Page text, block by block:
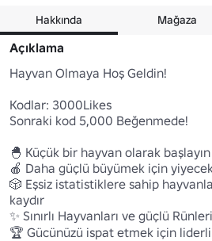
Hakkında Mağaza
Açıklama
Hayvan Olmaya Hoş Geldin!
Kodlar: 3000Likes
Sonraki kod 5,000 Beğenmede!
🐣 Küçük bir hayvan olarak başlayın
🍎 Daha güçlü büyümek için
🎲 Eşsiz istatistiklere sahip
kaydır
✨ Sınırlı Hayvanları ve güçlü
🏆 Gücünüzü ispat etmek için